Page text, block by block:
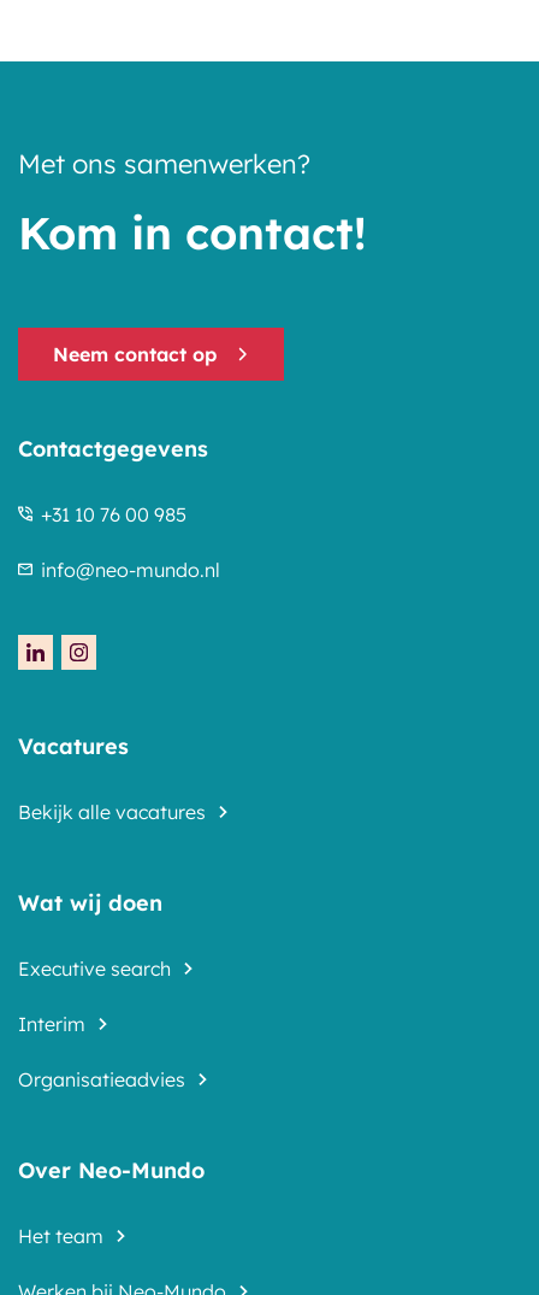
Met ons samenwerken?
Kom in contact!
Neem contact op
Contactgegevens
+31 10 76 00 985
info@neo-mundo.nl
Vacatures
Bekijk alle vacatures
Wat wij doen
Executive search
Interim
Organisatieadvies
Over Neo-Mundo
Het team